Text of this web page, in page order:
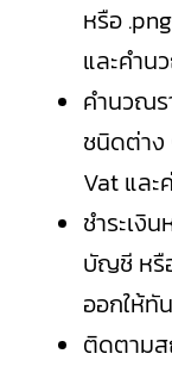
หรือ
และคำ
คำนวณร
ชนิดต่าง
Vat และ
ชำระเงิ
บัญชี หรื
ออกให้ทั
ติดตาม